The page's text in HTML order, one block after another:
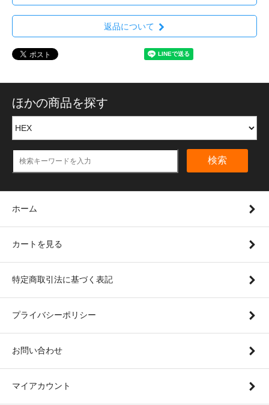
返品について
ほかの商品を探す
検索
ホーム
カートを見る
特定商取引法に基づく表記
プライバシーポリシー
お問い合わせ
マイアカウント